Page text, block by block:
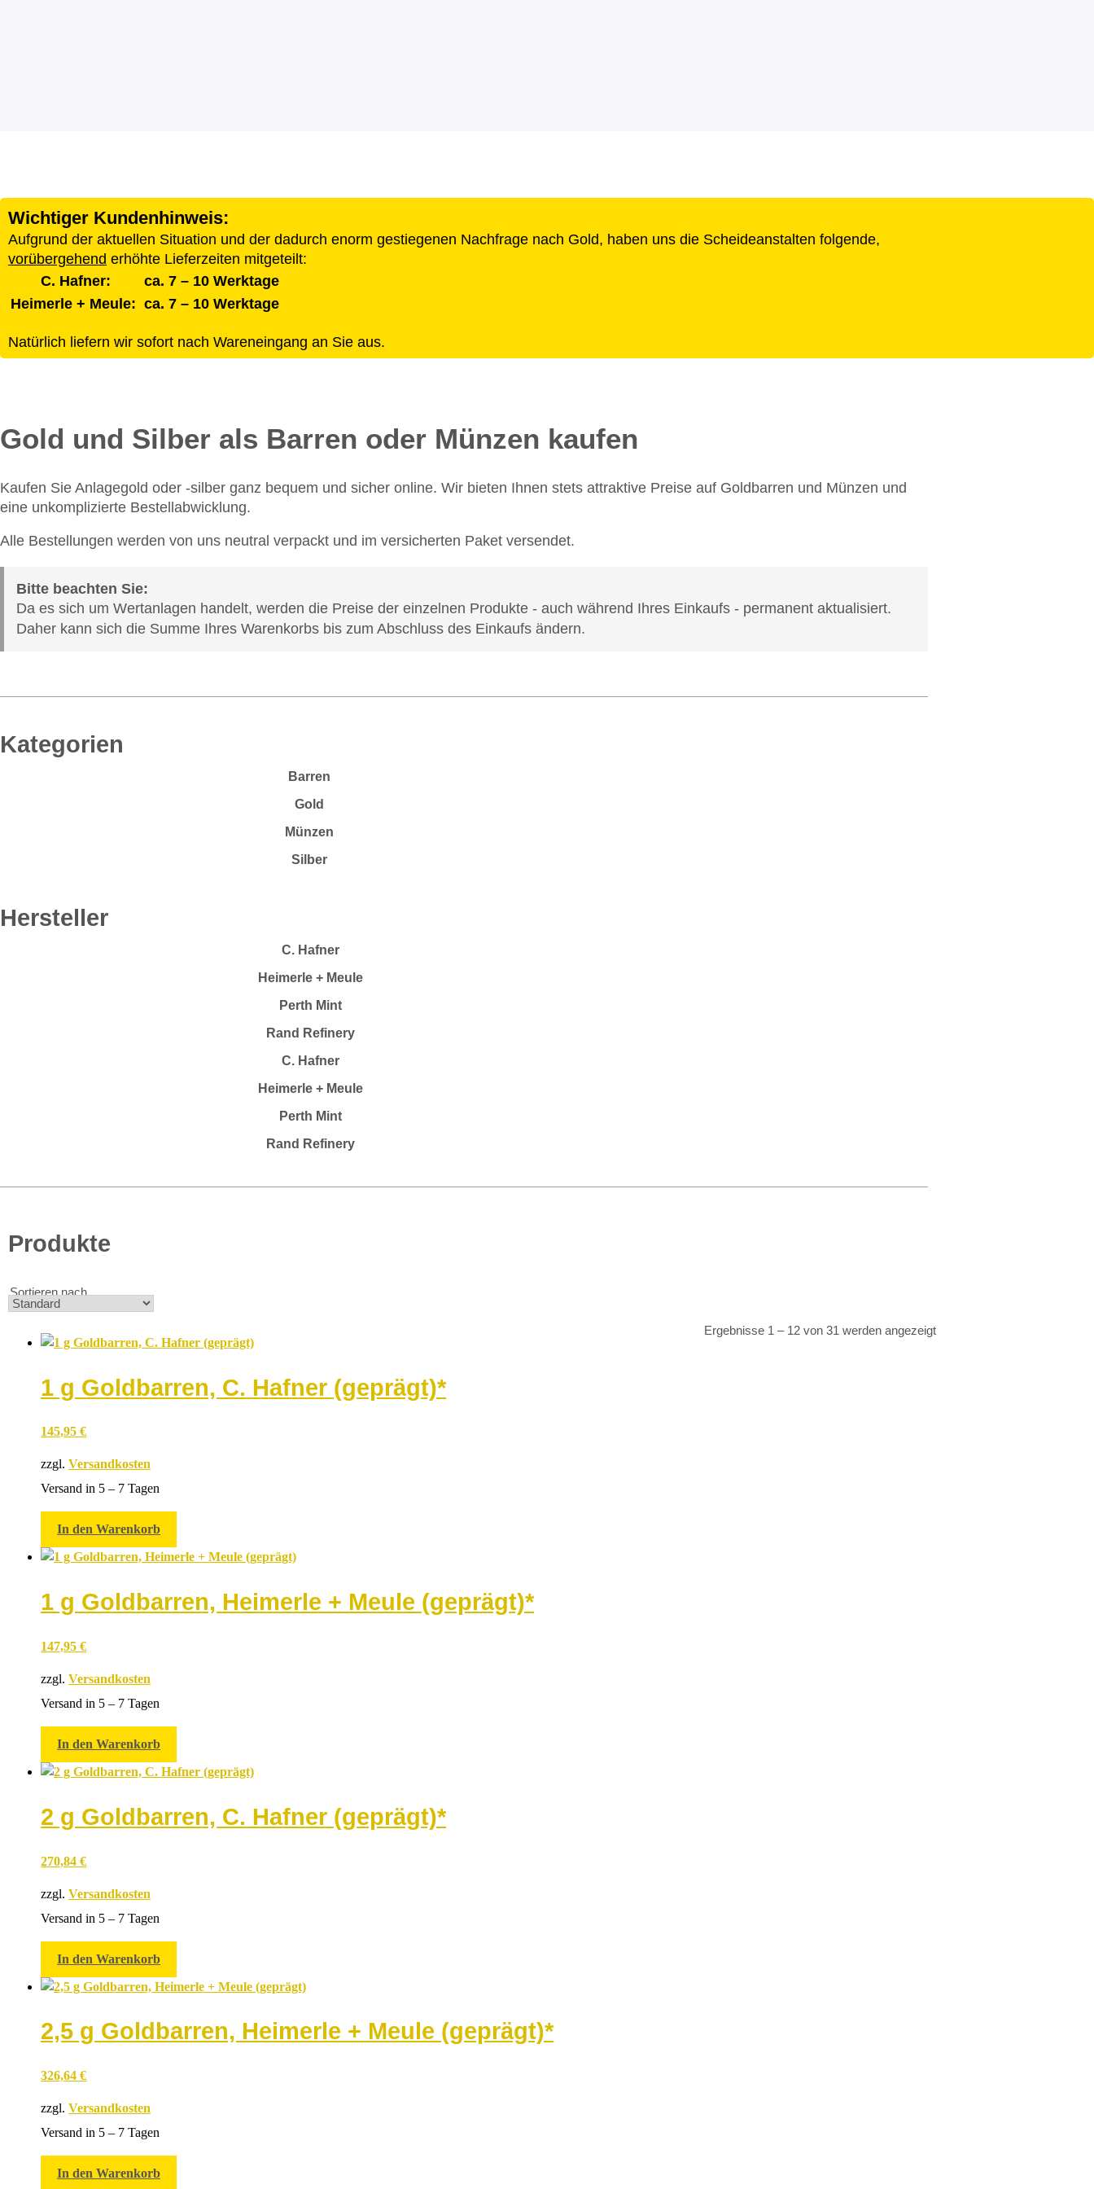
Wichtiger Kundenhinweis:
Aufgrund der aktuellen Situation und der dadurch enorm gestiegenen Nachfrage nach Gold, haben uns die Scheideanstalten folgende,
vorübergehend erhöhte Lieferzeiten mitgeteilt:
C. Hafner:
ca. 7 – 10 Werktage
Heimerle + Meule: ca. 7 – 10 Werktage
Natürlich liefern wir sofort nach Wareneingang an Sie aus.
Gold und Silber als Barren oder Münzen kaufen
Kaufen Sie Anlagegold oder -silber ganz bequem und sicher online. Wir bieten Ihnen stets attraktive Preise auf Goldbarren und Münzen und
eine unkomplizierte Bestellabwicklung.
Alle Bestellungen werden von uns neutral verpackt und im versicherten Paket versendet.
Bitte beachten Sie:
Da es sich um Wertanlagen handelt, werden die Preise der einzelnen Produkte - auch während Ihres Einkaufs - permanent aktualisiert.
Daher kann sich die Summe Ihres Warenkorbs bis zum Abschluss des Einkaufs ändern.
Kategorien
Barren
Gold
Münzen
Silber
Hersteller
C. Hafner
Heimerle + Meule
Perth Mint
Rand Refinery
C. Hafner
Heimerle + Meule
Perth Mint
Rand Refinery
Produkte
Sortieren nach
Ergebnisse 1 – 12 von 31 werden angezeigt
1 g Goldbarren, C. Hafner (geprägt)*
145,95 €
zzgl. Versandkosten
Versand in 5 – 7 Tagen
In den Warenkorb
1 g Goldbarren, Heimerle + Meule (geprägt)*
147,95 €
zzgl. Versandkosten
Versand in 5 – 7 Tagen
In den Warenkorb
2 g Goldbarren, C. Hafner (geprägt)*
270,84 €
zzgl. Versandkosten
Versand in 5 – 7 Tagen
In den Warenkorb
2,5 g Goldbarren, Heimerle + Meule (geprägt)*
326,64 €
zzgl. Versandkosten
Versand in 5 – 7 Tagen
In den Warenkorb